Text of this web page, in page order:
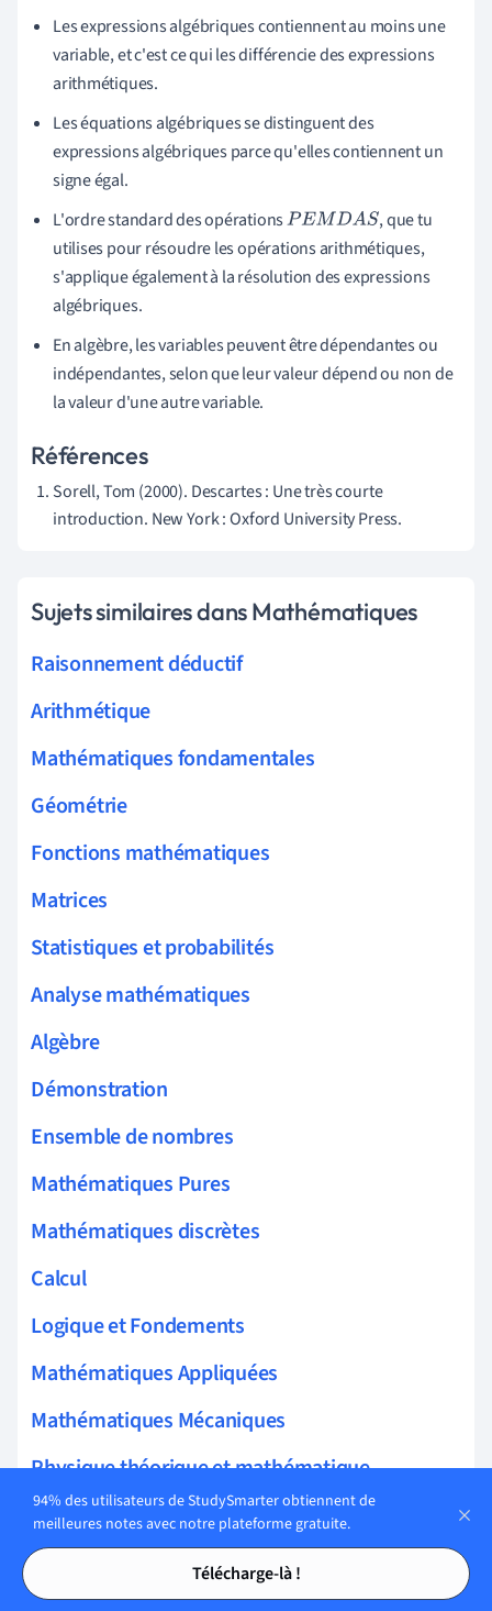
Tables des matières
Tables des matières
Les expressions algébriques contiennent au moins une
variable, et c'est ce qui les différencie des expressions
arithmétiques.
Les équations algébriques se distinguent des
expressions algébriques parce qu'elles contiennent un
signe égal.
L'ordre standard des opérationsPEMDAS
, que tu
utilises pour résoudre les opérations arithmétiques,
s'applique également à la résolution des expressions
algébriques.
En algèbre, les variables peuvent être dépendantes ou
indépendantes, selon que leur valeur dépend ou non de
la valeur d'une autre variable.
Références
Sorell, Tom (2000). Descartes : Une très courte
introduction. New York : Oxford University Press.
Sujets similaires dans Mathématiques
Raisonnement déductif
Arithmétique
Mathématiques fondamentales
Géométrie
Fonctions mathématiques
Matrices
Statistiques et probabilités
Analyse mathématiques
Algèbre
Démonstration
Ensemble de nombres
Mathématiques Pures
Mathématiques discrètes
Calcul
Logique et Fondements
Mathématiques Appliquées
Mathématiques Mécaniques
Physique théorique et mathématique
Mathématiques décisionnelles
94% des utilisateurs de StudySmarter obtiennent de
meilleures notes avec notre plateforme gratuite.
Télécharge-là !